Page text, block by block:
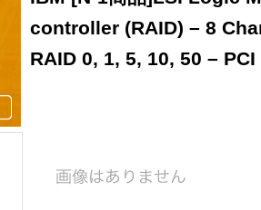
controller (RAID) – 8
RAID 0, 1, 5, 10, 50 –